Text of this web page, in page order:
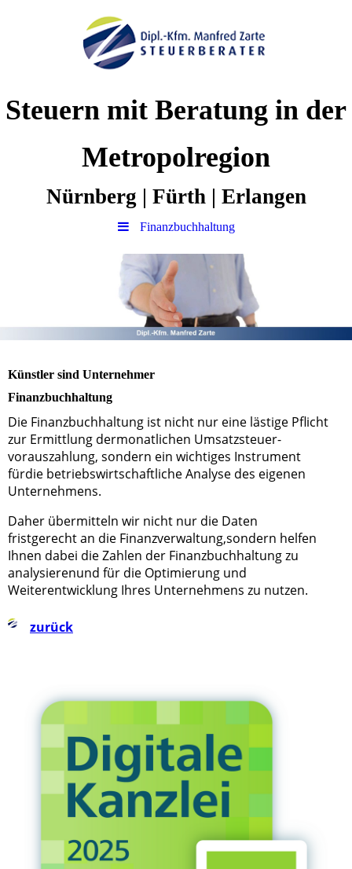
Steuern mit Beratung in der
Metropolregion
Nürnberg | Fürth | Erlangen
Finanzbuchhaltung
Künstler sind Unternehmer
Finanzbuchhaltung
Die Finanzbuchhaltung ist nicht nur eine lästige Pflicht
zur Ermittlung dermonatlichen Umsatz­steuer­
vorauszahlung, sondern ein wichtiges Instrument
fürdie betriebswirtschaftliche Analyse des eigenen
Unternehmens.
Daher übermitteln wir nicht nur die Daten
fristgerecht an die Finanzverwaltung,sondern helfen
Ihnen dabei die Zahlen der Finanzbuchhaltung zu
analysierenund für die Optimierung und
Weiterentwicklung Ihres Unternehmens zu nutzen.
zurück